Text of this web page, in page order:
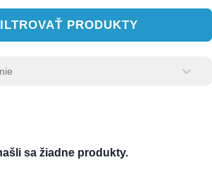
PRODUKTY
sa žiadne produkty.